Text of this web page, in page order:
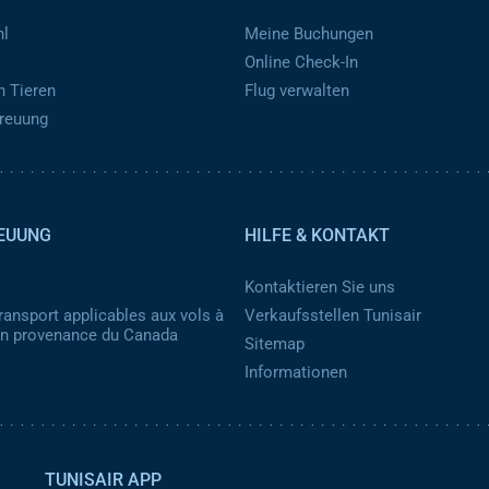
Tieren
Meine Buchungen
Online Check-In
Flug verwalten
applicables aux vols à
provenance du Canada
HILFE & KONTAKT
Kontaktieren Sie uns
Verkaufsstellen Tunisair
Sitemap
Informationen
TUNISAIR APP